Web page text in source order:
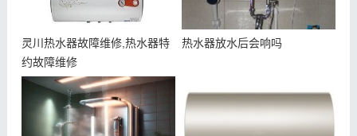
灵川热水器故障维修,热水器特
约故障维修
热水器放水后会响吗